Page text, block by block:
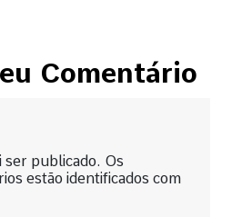
Comentário
ser publicado. Os
estão identificados com